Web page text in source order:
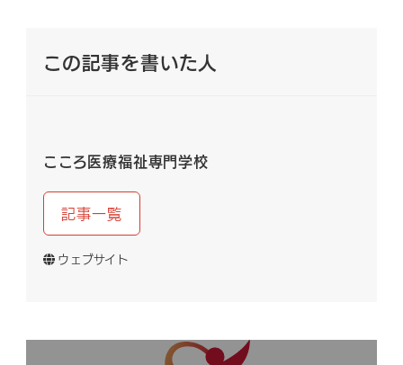
この記事を書いた人
こころ医療福祉専門学校
記事一覧
ウェブサイト